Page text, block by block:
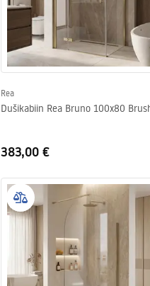
Rea
Dušikabiin Rea Bruno 100x80
383,00 €